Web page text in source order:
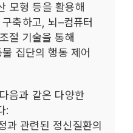
모형 등을 활용해
축하고, 뇌–컴퓨터
절 기술을 통해
집단의 행동 제어
음과 같은 다양한
:
과 관련된 정신질환의